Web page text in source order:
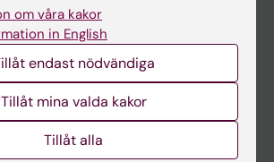
KI
om våra kakor
in English
endast nödvändiga
Tillåt mina valda kakor
Tillåt alla